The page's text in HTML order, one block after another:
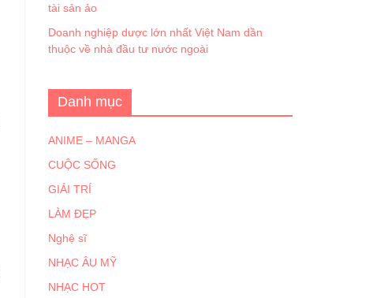
tài sản ảo
Doanh nghiệp dược lớn nhất Việt Nam dần
thuộc về nhà đầu tư nước ngoài
Danh mục
ANIME – MANGA
CUỘC SỐNG
GIẢI TRÍ
LÀM ĐẸP
Nghệ sĩ
NHẠC ÂU MỸ
NHẠC HOT